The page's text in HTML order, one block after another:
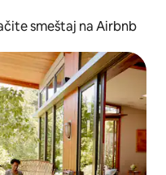
smeštaj na Airbnb